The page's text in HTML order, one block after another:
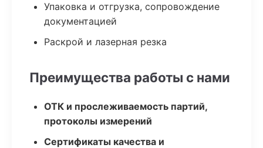
Упаковка и отгрузка, сопровождение
документацией
Раскрой и лазерная резка
Преимущества работы с нами
ОТК и прослеживаемость партий,
протоколы измерений
Сертификаты качества и